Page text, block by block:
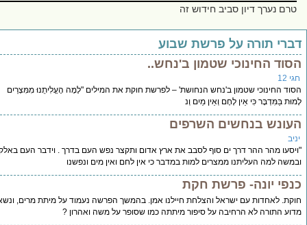
דיון סביב חידוש זה
תורה על פרשת שבוע
החינוכי שטמון ב'נחש..
שטמון ב'נחש הנחושת' – לפרשת חוקת את המילים "לָמָה הֶעֱלִיתֻנוּ מִמִּצְרַיִם
כִּי אֵין לֶחֶם וְאֵין מַיִם וְנ
בנחשים השרפים
מהר ההר דרך ים סוף לסבב את ארץ אדום ותקצר נפש העם בדרך . וידבר העם באלקים
למה העליתנו ממצרים למות במדבר כי אין לחם ואין מים ונפשנו
יונה- פרשת חקת
עם ישראל והצלחת חיילנו אמן. בהמשך הפרשה נעמוד על מיתת מרים, ונשאל
לא הרחיבה על סיפור מיתתה כמו שסופר על משה ואהרון ?